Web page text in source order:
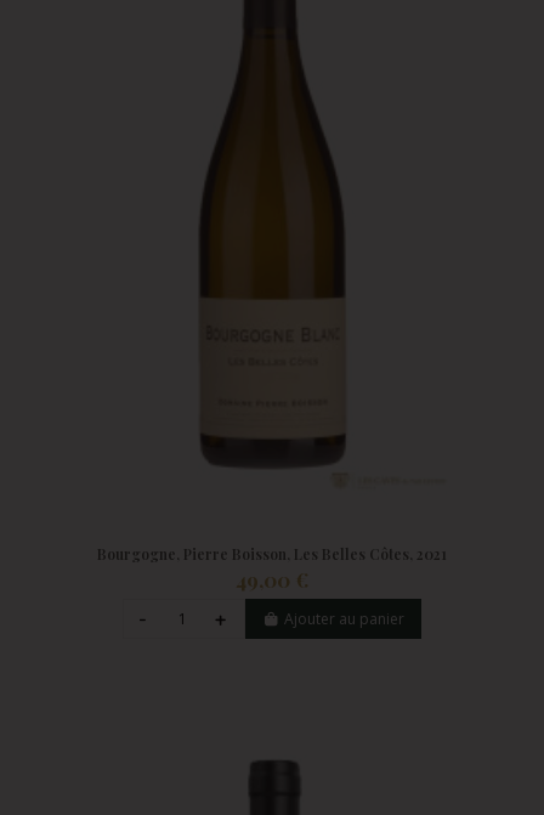
Bourgogne, Pierre Boisson, Les Belles Côtes, 2021
49,00 €
Ajouter au panier